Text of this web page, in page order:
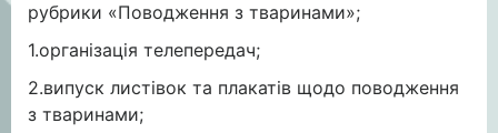
рубрики «Поводження з тваринами»;
1.організація телепередач;
2.випуск листівок та плакатів щодо поводження
з тваринами;